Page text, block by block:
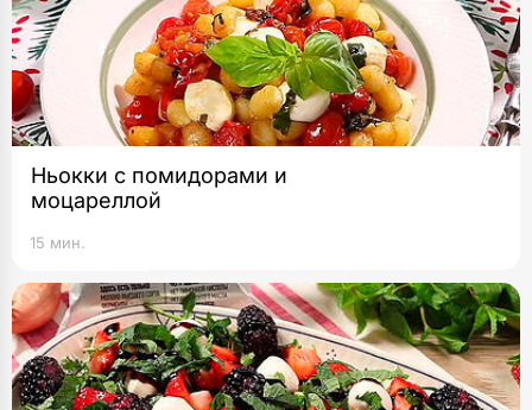
Ньокки с помидорами и
моцареллой
15 мин.